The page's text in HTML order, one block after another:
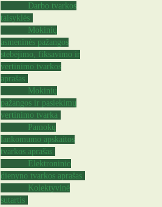
Darbo tvarkos
taisyklės
Mokinių
asmeninės pažangos
stebėjimo, fiksavimo ir
vertinimo tvarkos
aprašas
Mokinių
pažangos ir pasiekimų
vertinimo tvarka
Pamokų
lankomumo apskaitos
tvarkos aprašas
Elektroninio
dienyno tvarkos aprašas
Kolektyvinė
sutartis